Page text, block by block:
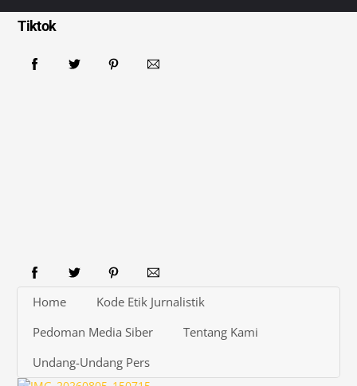
Tiktok
Home
Kode Etik Jurnalistik
Pedoman Media Siber
Tentang Kami
Undang-Undang Pers